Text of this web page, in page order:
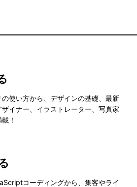
使い方から、デザインの基礎、最新
イナー、イラストレーター、写真家
！
コーディングから、集客やライ